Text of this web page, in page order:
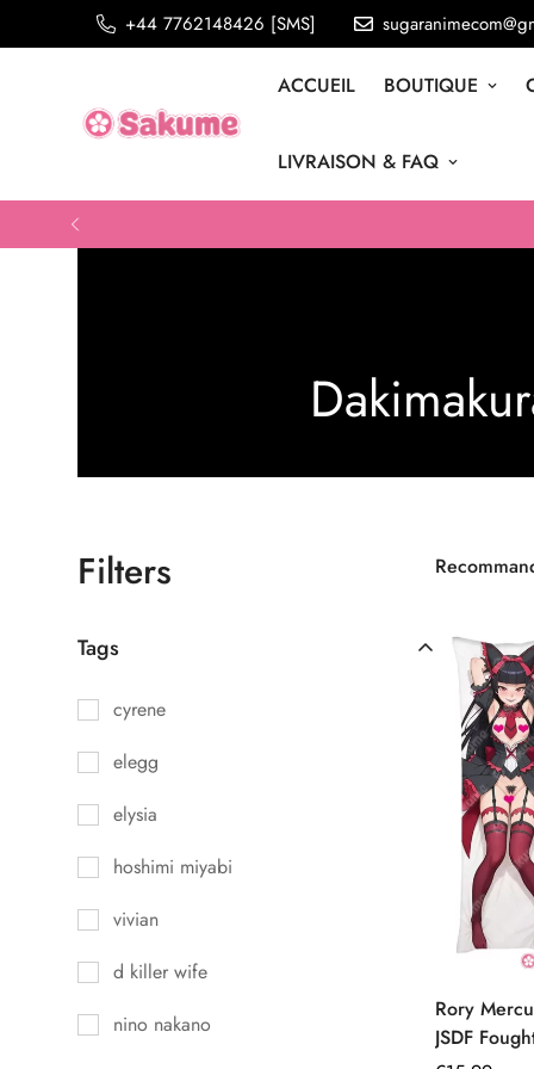
+44 7762148426 [SMS]
ACCUEIL BOUTIQUE
LIVRAISON & FAQ
Filters
Tags
cyrene
elegg
elysia
hoshimi miyabi
vivian
d killer wife
nino nakano
Rory
JSDF